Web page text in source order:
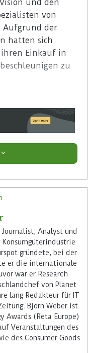
und den
von
Aufgrund der
hatten sich
Einkauf in
zu
in St. Petersburg
mit dem sich
durch den
dabei auf die
Philips.
Signify. Mit der
des Stores für
Software-
Niederlanden
von Re-
Analyst und
gründete, bei der
er die internationale
war er Research
von Planet
lang Redakteur für IT
Björn Weber ist
Awards (Reta Europe)
Veranstaltungen des
des Consumer Goods